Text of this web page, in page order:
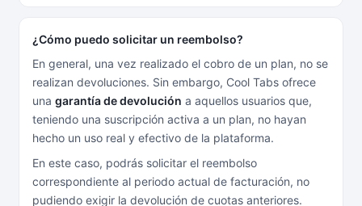
¿Cómo puedo solicitar un reembolso?
En general, una vez realizado el cobro de un plan, no se
realizan devoluciones. Sin embargo, Cool Tabs ofrece
una garantía de devolución a aquellos usuarios que,
teniendo una suscripción activa a un plan, no hayan
hecho un uso real y efectivo de la plataforma.
En este caso, podrás solicitar el reembolso
correspondiente al periodo actual de facturación, no
pudiendo exigir la devolución de cuotas anteriores.